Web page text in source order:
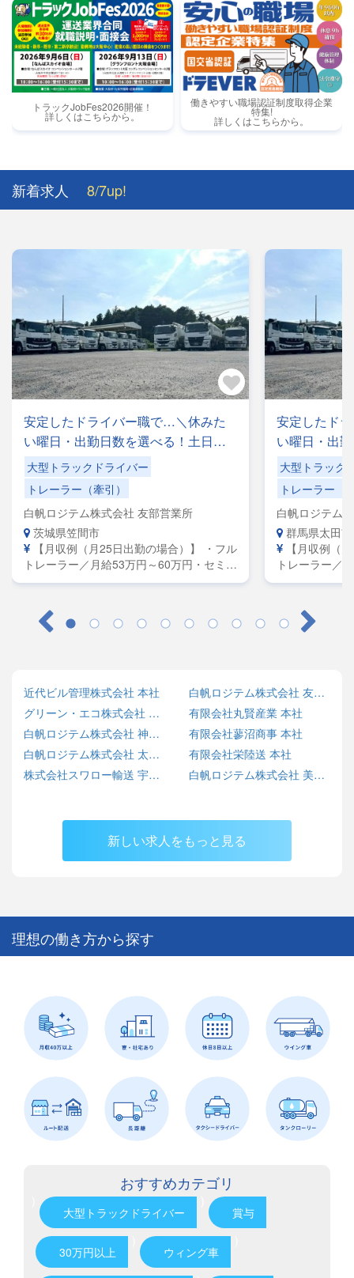
トラックJobFes2026開催！
詳しくはこちらから。
働きやすい職場認証制度取得企業
特集!
詳しくはこちらから。
新着求人 8/7up!
安定したドライバー職で…＼休みた
い曜日・出勤日数を選べる！土日休
みもOK／手積みした手降ろしの力仕
事なし！
大型トラックドライバー
トレーラー（牽引）
白帆ロジテム株式会社 友部営業所
茨城県笠間市
【月収例（月25日出勤の場合）】 ・フル
トレーラー／月給53万円～60万円・セミト
レーラー／月給45万円～50万円・大型／月
安定したド
い曜日・出
みもOK／手
事なし！
大型トラック
トレーラー（
白帆ロジテム
群馬県太田市
【月収例（
トレーラー／
レーラー／月
近代ビル管理株式会社 本社
グリーン・エコ株式会社 SARASHINA ECO BASE
白帆ロジテム株式会社 神栖営業所
白帆ロジテム株式会社 太田営業所
株式会社スワロー輸送 宇都宮センター
白帆ロジテム株式会社 友部営業所
有限会社丸賢産業 本社
有限会社蓼沼商事 本社
有限会社栄陸送 本社
白帆ロジテム株式会社 美野里営業所
新しい求人をもっと見る
理想の働き方から探す
おすすめカテゴリ
大型トラックドライバー 賞与
30万円以上 ウィング車